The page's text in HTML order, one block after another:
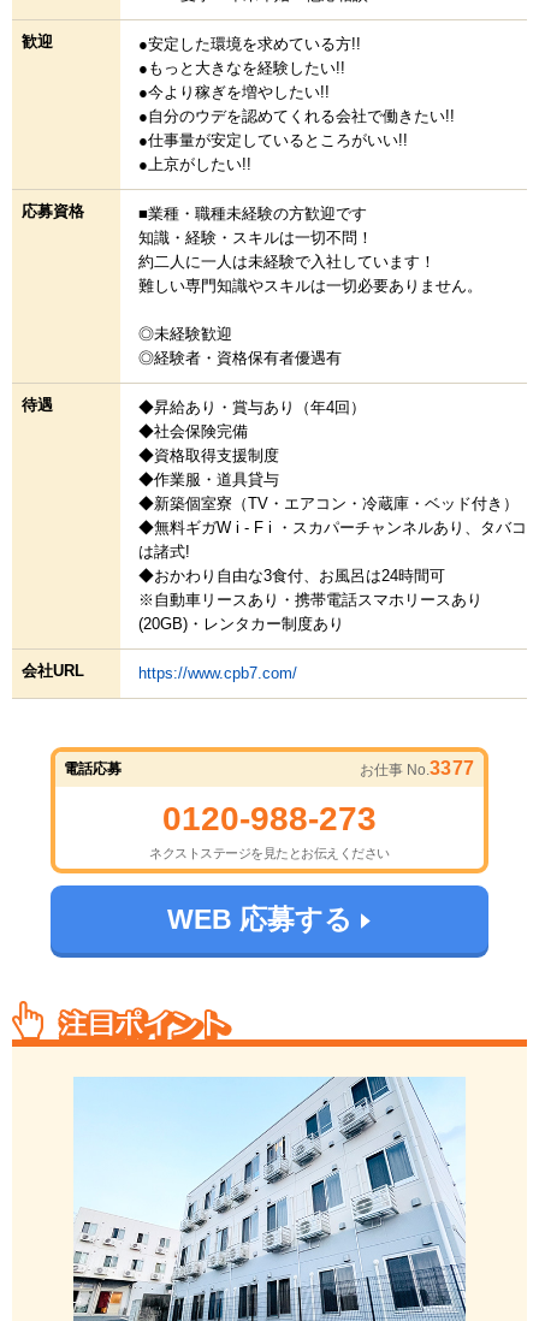
歓迎
●安定した環境を求めている方!!
●もっと大きなを経験したい!!
●今より稼ぎを増やしたい!!
●自分のウデを認めてくれる会社で働きたい!!
●仕事量が安定しているところがいい!!
●上京がしたい!!
応募資格
■業種・職種未経験の方歓迎です
知識・経験・スキルは一切不問！
約二人に一人は未経験で入社しています！
難しい専門知識やスキルは一切必要ありません。
◎未経験歓迎
◎経験者・資格保有者優遇有
待遇
◆昇給あり・賞与あり（年4回）
◆社会保険完備
◆資格取得支援制度
◆作業服・道具貸与
◆新築個室寮（TV・エアコン・冷蔵庫・ベッド付き）
◆無料ギガW i - F i ・スカパーチャンネルあり、タバコ
は諸式!
◆おかわり自由な3食付、お風呂は24時間可
※自動車リースあり・携帯電話スマホリースあり
(20GB)・レンタカー制度あり
会社URL https://www.cpb7.com/
電話応募 お仕事 No.3377
0120-988-273
ネクストステージを見たとお伝えください
WEB 応募する